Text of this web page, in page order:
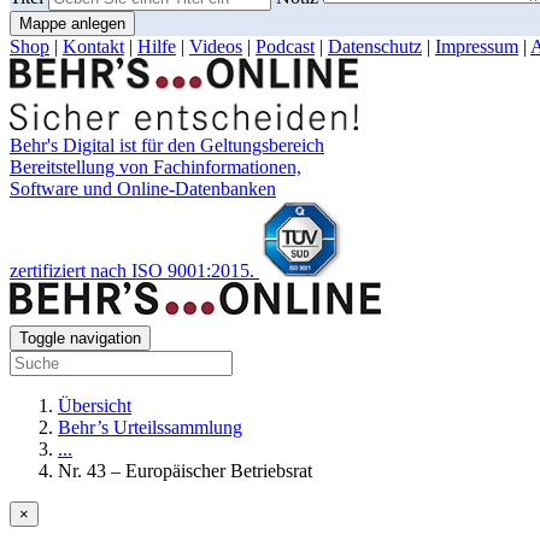
Mappe anlegen
Shop | Kontakt | Hilfe | Videos | Podcast | Datenschutz | Impressum |
Behr's Digital ist für den Geltungsbereich
Bereitstellung von Fachinformationen,
Software und Online-Datenbanken
zertifiziert nach ISO 9001:2015.
Toggle navigation
Übersicht
Behr’s Urteilssammlung
...
Nr. 43 – Europäischer Betriebsrat
×